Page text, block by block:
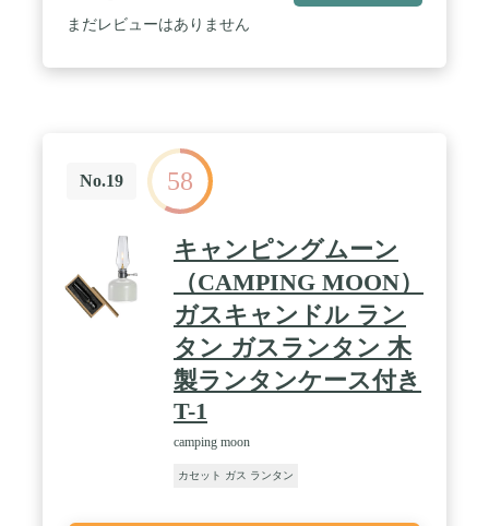
まだレビューはありません
No.19 58
キャンピングムーン
（CAMPING MOON）
ガスキャンドル ラン
タン ガスランタン 木
製ランタンケース付き
T-1
camping moon
カセット ガス ランタン